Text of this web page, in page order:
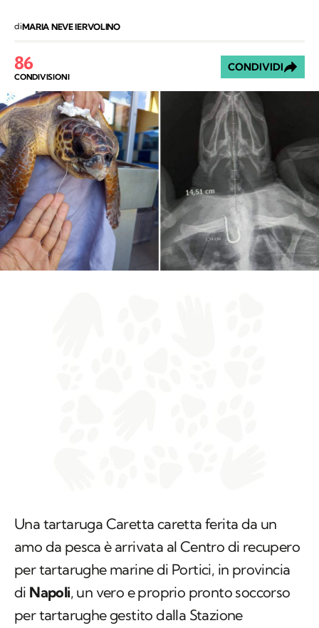
diMARIA NEVE IERVOLINO
86
CONDIVISIONI
CONDIVIDI
Una tartaruga Caretta caretta ferita da un
amo da pesca è arrivata al Centro di recupero
per tartarughe marine di Portici, in provincia
di Napoli, un vero e proprio pronto soccorso
per tartarughe gestito dalla Stazione